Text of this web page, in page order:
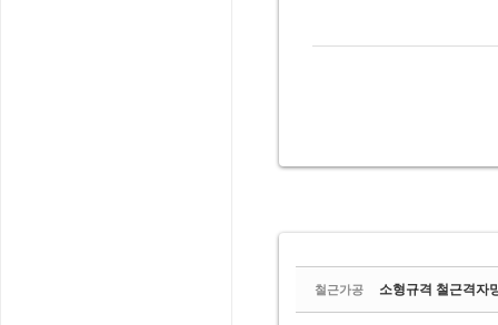
철근가공 소형규격 철근격자